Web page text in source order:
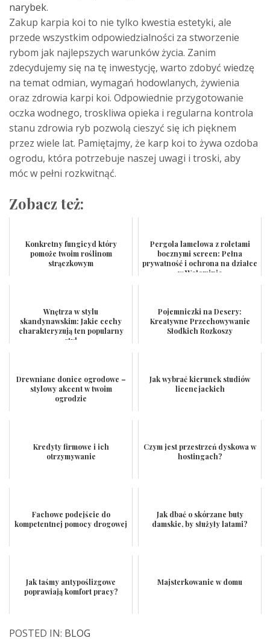
narybek.
Zakup karpia koi to nie tylko kwestia estetyki, ale
przede wszystkim odpowiedzialności za stworzenie
rybom jak najlepszych warunków życia. Zanim
zdecydujemy się na tę inwestycję, warto zdobyć wiedzę
na temat odmian, wymagań hodowlanych, żywienia
oraz zdrowia karpi koi. Odpowiednie przygotowanie
oczka wodnego, troskliwa opieka i regularna kontrola
stanu zdrowia ryb pozwolą cieszyć się ich pięknem
przez wiele lat. Pamiętajmy, że karp koi to żywa ozdoba
ogrodu, która potrzebuje naszej uwagi i troski, aby
móc w pełni rozkwitnąć.
Zobacz też:
Konkretny fungicyd który
pomoże twoim roślinom
strączkowym
Pergola lamelowa z roletami
bocznymi screen: Pełna
prywatność i ochrona na działce
w Wołominie
Wnętrza w stylu
skandynawskim: Jakie cechy
charakteryzują ten popularny
styl
Pojemniczki na Desery:
Kreatywne Przechowywanie
Słodkich Rozkoszy
Drewniane donice ogrodowe –
stylowy akcent w twoim
ogrodzie
Jak wybrać kierunek studiów
licencjackich
Kredyty firmowe i ich
otrzymywanie
Czym jest przestrzeń dyskowa w
hostingach?
Fachowe podejście do
kompetentnej pomocy drogowej
Jak dbać o skórzane buty
damskie, by służyły latami?
Jak taśmy antypoślizgowe
poprawiają komfort pracy?
Majsterkowanie w domu
POSTED IN: BLOG